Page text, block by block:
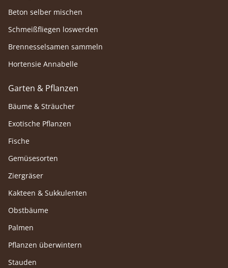
Beton selber mischen
Schmeißfliegen loswerden
Brennesselsamen sammeln
Hortensie Annabelle
Garten & Pflanzen
Bäume & Sträucher
Exotische Pflanzen
Fische
Gemüsesorten
Ziergräser
Kakteen & Sukkulenten
Obstbäume
Palmen
Pflanzen überwintern
Stauden